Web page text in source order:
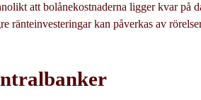
att bolånekostnaderna ligger kvar på
ränteinvesteringar kan påverkas av